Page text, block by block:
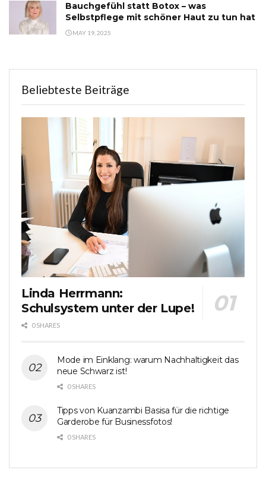
Bauchgefühl statt Botox – was
Selbstpflege mit schöner Haut zu tun hat
MAY 19, 2025
Beliebteste Beiträge
Linda Herrmann:
Schulsystem unter der Lupe!
0 SHARES
Mode im Einklang: warum Nachhaltigkeit das
neue Schwarz ist!
0 SHARES
Tipps von Kuanzambi Basisa für die richtige
Garderobe für Businessfotos!
0 SHARES